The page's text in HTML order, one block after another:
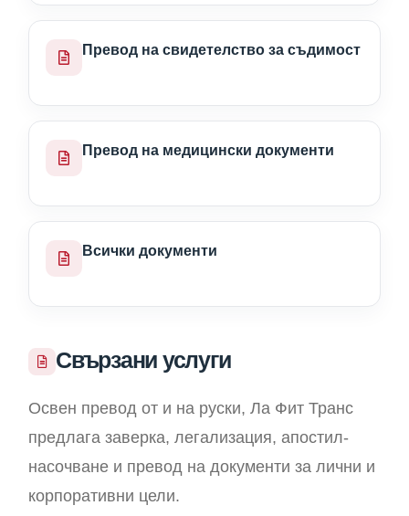
Превод на свидетелство за съдимост
Превод на медицински документи
Всички документи
Свързани услуги
Освен превод от и на руски, Ла Фит Транс
предлага заверка, легализация, апостил-
насочване и превод на документи за лични и
корпоративни цели.